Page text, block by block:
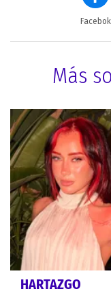
Facebok
Más
HARTAZGO